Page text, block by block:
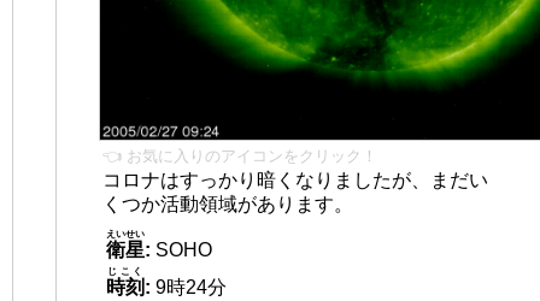
👈 お気に入りのアイコンをクリック！
コロナはすっかり暗くなりましたが、まだい
くつか活動領域があります。
衛星
えいせい
: SOHO
時刻
じこく
: 9時24分